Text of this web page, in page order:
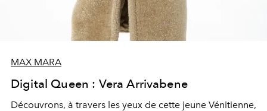
MAX MARA
Digital Queen : Vera Arrivabene
Découvrons, à travers les yeux de cette jeune Vénitienne,